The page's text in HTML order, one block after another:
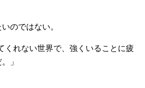
のではない。
くれない世界で、強くいることに疲
」